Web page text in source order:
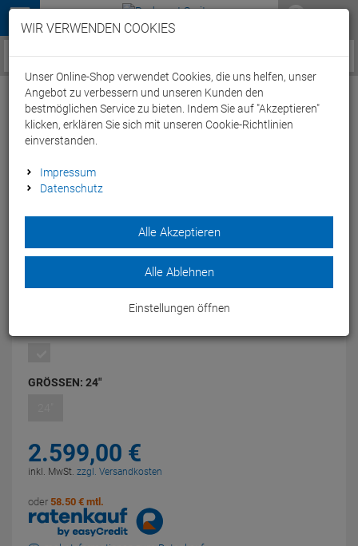
Menü
Service / Hilfe
Cube Acid 240 Hybrid Rookie SLX 400X
Mountainbike - 24" reedgreen'n'matrix
Leichtes Cube E-Hardtail für Kinder mit Bosch Performance
SX Motor, 400-Wh-Akku, Suntour Federgabel, Shimano Cues
GRÖSSEN: 24"
2.599,00 €
inkl. MwSt. zzgl. Versandkosten
oder 58.50 € mtl.
WIR VERWENDEN COOKIES
Unser Online-Shop verwendet Cookies, die uns helfen, unser
Angebot zu verbessern und unseren Kunden den
bestmöglichen Service zu bieten. Indem Sie auf "Akzeptieren"
klicken, erklären Sie sich mit unseren Cookie-Richtlinien
einverstanden.
Impressum
Datenschutz
Alle Akzeptieren
Alle Ablehnen
Einstellungen öffnen